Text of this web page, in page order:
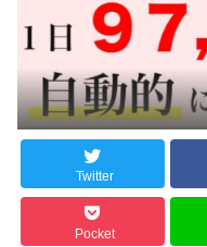
Twitter
Pocket